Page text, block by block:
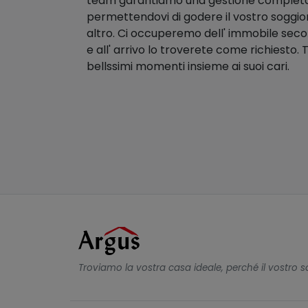
permettendovi di godere il vostro
altro. Ci occuperemo dell' immobile
e all' arrivo lo troverete come richiesto.
bellssimi momenti insieme ai suoi cari.
Troviamo la vostra casa ideale, perché il vostro